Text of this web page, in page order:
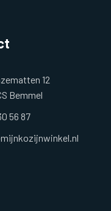
12
Bemmel
56 87